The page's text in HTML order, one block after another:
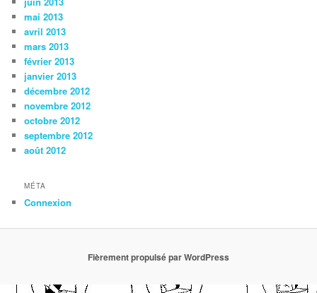
mai 2013
avril 2013
mars 2013
février 2013
janvier 2013
décembre 2012
novembre 2012
octobre 2012
septembre 2012
août 2012
MÉTA
Connexion
Fièrement propulsé par WordPress